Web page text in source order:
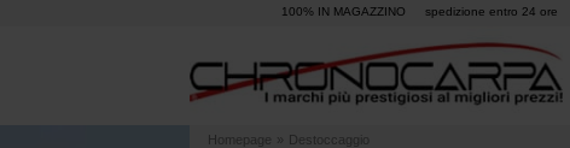
100% IN MAGAZZINO spedizione entro 24 ore
Homepage » Destoccaggio